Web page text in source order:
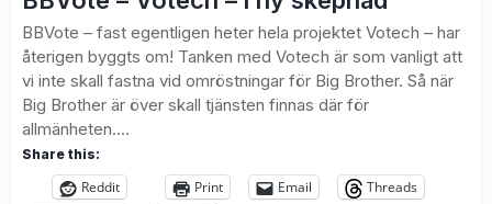
BBVote – fast egentligen heter hela projektet Votech – har
återigen byggts om! Tanken med Votech är som vanligt att
vi inte skall fastna vid omröstningar för Big Brother. Så när
Big Brother är över skall tjänsten finnas där för
allmänheten....
Share this:
Reddit Print Email
Threads